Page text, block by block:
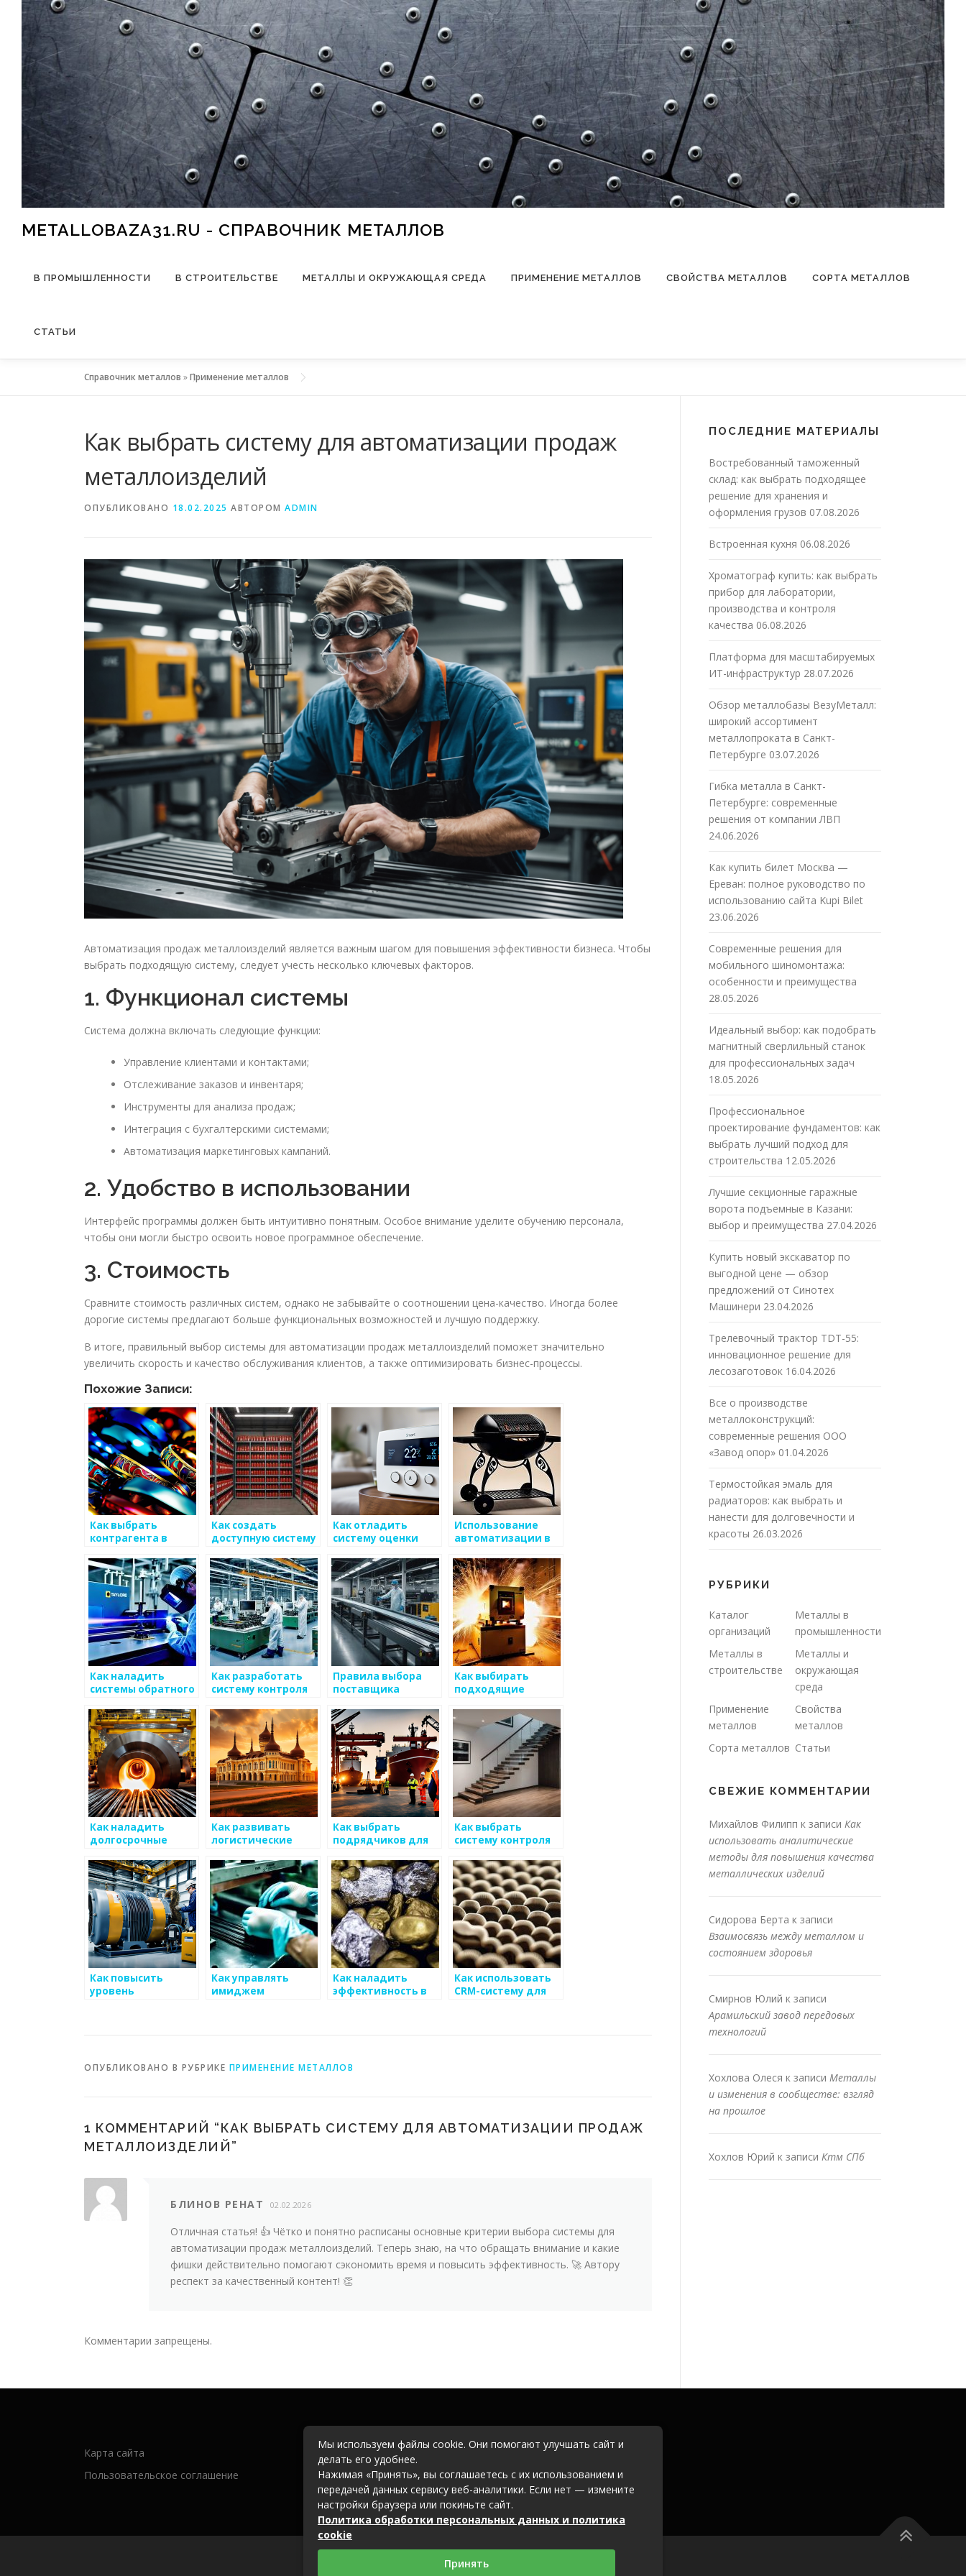
Перейти к содержимому
METALLOBAZA31.RU - СПРАВОЧНИК МЕТАЛЛОВ
В ПРОМЫШЛЕННОСТИ В СТРОИТЕЛЬСТВЕ МЕТАЛЛЫ И ОКРУЖАЮЩАЯ СРЕДА ПРИМЕНЕНИЕ МЕТАЛЛОВ СВОЙСТВА МЕТАЛЛОВ СОРТА МЕТАЛЛОВ
СТАТЬИ
Справочник металлов »Применение металлов
Как выбрать систему для автоматизации продаж
металлоизделий
ОПУБЛИКОВАНО 18.02.2025 АВТОРОМ ADMIN
Автоматизация продаж металлоизделий является важным шагом для повышения эффективности бизнеса. Чтобы
выбрать подходящую систему, следует учесть несколько ключевых факторов.
1. Функционал системы
Система должна включать следующие функции:
Управление клиентами и контактами;
Отслеживание заказов и инвентаря;
Инструменты для анализа продаж;
Интеграция с бухгалтерскими системами;
Автоматизация маркетинговых кампаний.
2. Удобство в использовании
Интерфейс программы должен быть интуитивно понятным. Особое внимание уделите обучению персонала,
чтобы они могли быстро освоить новое программное обеспечение.
3. Стоимость
Сравните стоимость различных систем, однако не забывайте о соотношении цена-качество. Иногда более
дорогие системы предлагают больше функциональных возможностей и лучшую поддержку.
В итоге, правильный выбор системы для автоматизации продаж металлоизделий поможет значительно
увеличить скорость и качество обслуживания клиентов, а также оптимизировать бизнес-процессы.
Похожие Записи:
Как выбрать
контрагента в
Как создать
доступную систему
качества
металлоизделий
Как отладить
систему оценки
металлоизделий
Использование
автоматизации в
металлоизделий
Как наладить
системы обратного
повышения уровня
продаж на рынке
металоизделий
Как разработать
систему контроля
производственными
рисками в области
металлоизделий
Правила выбора
поставщика
Как выбирать
подходящие
автоматизации
процессов в
производстве
металоизделий
Как наладить
долгосрочные
клиентами для
увеличения уровня
продаж
металлоизделий
Как развивать
логистические
алюминиевых
металлоизделий
Как выбрать
подрядчиков для
металлоизделий
Как выбрать
систему контроля
качества для
обеспечения
защиты в
структуре
деятельности
Как повысить
уровень
Как управлять
имиджем
Как наладить
эффективность в
Как использовать
CRM-систему для
ОПУБЛИКОВАНО В РУБРИКЕ ПРИМЕНЕНИЕ МЕТАЛЛОВ
1 КОММЕНТАРИЙ “КАК ВЫБРАТЬ СИСТЕМУ ДЛЯ АВТОМАТИЗАЦИИ ПРОДАЖ
МЕТАЛЛОИЗДЕЛИЙ”
БЛИНОВ РЕНАТ 02.02.2026
Отличная статья! 👍 Чётко и понятно расписаны основные критерии выбора системы для
автоматизации продаж металлоизделий. Теперь знаю, на что обращать внимание и какие
фишки действительно помогают сэкономить время и повысить эффективность. 🚀 Автору
респект за качественный контент! 👏
Комментарии запрещены.
ПОСЛЕДНИЕ МАТЕРИАЛЫ
Востребованный таможенный
склад: как выбрать подходящее
решение для хранения и
оформления грузов 07.08.2026
Встроенная кухня 06.08.2026
Хроматограф купить: как выбрать
прибор для лаборатории,
производства и контроля
качества 06.08.2026
Платформа для масштабируемых
ИТ-инфраструктур 28.07.2026
Обзор металлобазы ВезуМеталл:
широкий ассортимент
металлопроката в Санкт-
Петербурге 03.07.2026
Гибка металла в Санкт-
Петербурге: современные
решения от компании ЛВП
24.06.2026
Как купить билет Москва —
Ереван: полное руководство по
использованию сайта Kupi Bilet
23.06.2026
Современные решения для
мобильного шиномонтажа:
особенности и преимущества
28.05.2026
Идеальный выбор: как подобрать
магнитный сверлильный станок
для профессиональных задач
18.05.2026
Профессиональное
проектирование фундаментов: как
выбрать лучший подход для
строительства 12.05.2026
Лучшие секционные гаражные
ворота подъемные в Казани:
выбор и преимущества 27.04.2026
Купить новый экскаватор по
выгодной цене — обзор
предложений от Синотех
Машинери 23.04.2026
Трелевочный трактор TDT-55:
инновационное решение для
лесозаготовок 16.04.2026
Все о производстве
металлоконструкций:
современные решения ООО
«Завод опор» 01.04.2026
Термостойкая эмаль для
радиаторов: как выбрать и
нанести для долговечности и
красоты 26.03.2026
РУБРИКИ
Каталог
организаций
Металлы в
промышленности
Металлы в
строительстве
Металлы и
окружающая
среда
Применение
металлов
Свойства
металлов
Сорта металлов Статьи
СВЕЖИЕ КОММЕНТАРИИ
Михайлов Филипп к записи Как
использовать аналитические
методы для повышения качества
металлических изделий
Сидорова Берта к записи
Взаимосвязь между металлом и
состоянием здоровья
Смирнов Юлий к записи
Арамильский завод передовых
технологий
Хохлова Олеся к записи Металлы
и изменения в сообществе: взгляд
на прошлое
Хохлов Юрий к записи Ктм СПб
Карта сайта
Пользовательское соглашение
2026 (c) metallobaza31.ru
Мы используем файлы cookie. Они помогают улучшать сайт и
делать его удобнее.
Нажимая «Принять», вы соглашаетесь с их использованием и
передачей данных сервису веб-аналитики. Если нет — измените
настройки браузера или покиньте сайт.
Политика обработки персональных данных и политика
cookie
Принять